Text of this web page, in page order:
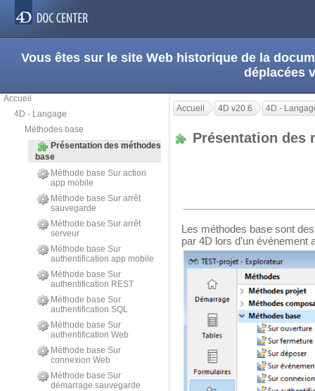
Vous êtes sur le site Web historique de la
déplacées
Accueil
4D - Langage
Méthodes base
Présentation des méthodes
base
Méthode base Sur action
app mobile
Méthode base Sur arrêt
sauvegarde
Méthode base Sur arrêt
serveur
Méthode base Sur
authentification app mobile
Méthode base Sur
authentification REST
Méthode base Sur
authentification SQL
Méthode base Sur
authentification Web
Méthode base Sur
connexion Web
Méthode base Sur
démarrage sauvegarde
Accueil 4D v20.6 4D -
Présentation
Les méthodes base sont
par 4D lors d'un événement